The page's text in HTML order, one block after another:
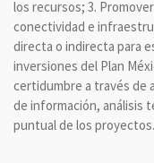
los recursos; 3.
conectividad e
directa o indirecta para
inversiones del Plan
certidumbre a través de
de información, análisis
puntual de los proyectos.